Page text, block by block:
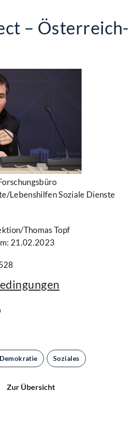
– Österreich-
Lebenshilfen Soziale Dienste
​Thomas Topf
21.02.2023
Soziales
Zur Übersicht